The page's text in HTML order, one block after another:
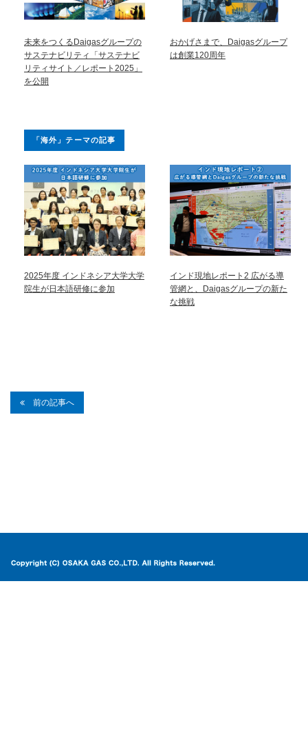
未来をつくるDaigasグループの
サステナビリティ「サステナビ
リティサイト／レポート2025」
を公開
おかげさまで、Daigasグループ
は創業120周年
「海外」テーマの記事
2025年度 インドネシア大学大学
院生が日本語研修に参加
インド現地レポート2 広がる導
管網と、Daigasグループの新た
な挑戦
前の記事へ